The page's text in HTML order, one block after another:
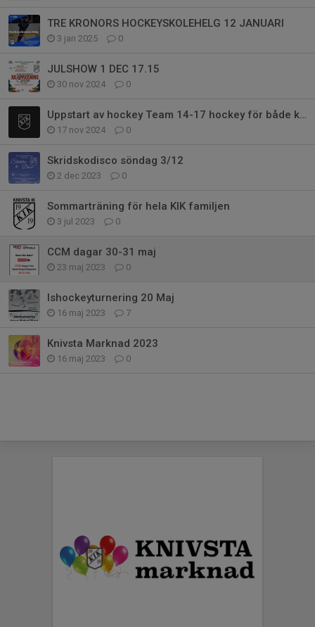
TRE KRONORS HOCKEYSKOLEHELG 12 JANUARI
3 jan 2025 0
JULSHOW 1 DEC 17.15
30 nov 2024 0
Uppstart av hockey Team 14-17 hockey för både killar och tjejer
17 nov 2024 0
Skridskodisco söndag 3/12
2 dec 2023 0
Sommarträning för hela KIK familjen
3 jul 2023 0
CCM dagar 30-31 maj
23 maj 2023 0
Ishockeyturnering 20 Maj
16 maj 2023 7
Knivsta Marknad 2023
16 maj 2023 0